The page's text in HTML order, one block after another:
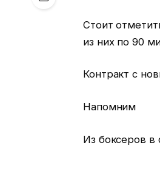
Стоит
из них по 90
Контракт с
Напомним
Из боксеров в